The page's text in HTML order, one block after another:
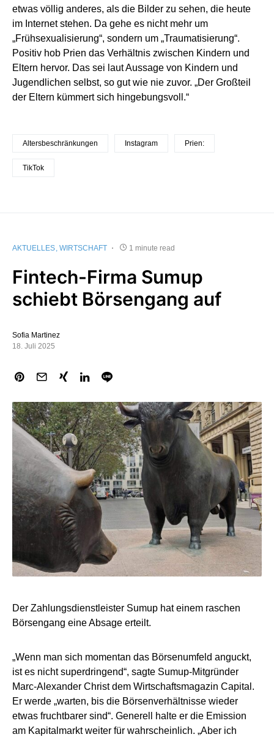
etwas völlig anderes, als die Bilder zu sehen, die heute
im Internet stehen. Da gehe es nicht mehr um
„Frühsexualisierung“, sondern um „Traumatisierung“.
Positiv hob Prien das Verhältnis zwischen Kindern und
Eltern hervor. Das sei laut Aussage von Kindern und
Jugendlichen selbst, so gut wie nie zuvor. „Der Großteil
der Eltern kümmert sich hingebungsvoll.“
Altersbeschränkungen Instagram Prien:
TikTok
AKTUELLES WIRTSCHAFT 1 minute read
Fintech-Firma Sumup
schiebt Börsengang auf
Sofia Martinez
18. Juli 2025
Der Zahlungsdienstleister Sumup hat einem raschen
Börsengang eine Absage erteilt.
„Wenn man sich momentan das Börsenumfeld anguckt,
ist es nicht superdringend“, sagte Sumup-Mitgründer
Marc-Alexander Christ dem Wirtschaftsmagazin Capital.
Er werde „warten, bis die Börsenverhältnisse wieder
etwas fruchtbarer sind“. Generell halte er die Emission
am Kapitalmarkt weiter für wahrscheinlich. „Aber ich